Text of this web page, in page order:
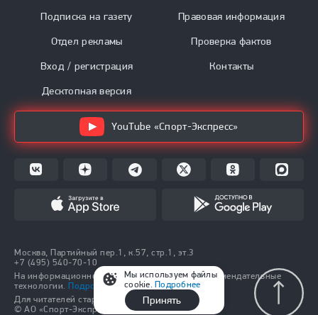
Подписка на газету
Отдел рекламы
Вход / регистрация
Десктопная версия
Правовая информация
Проверка фактов
Контакты
YouTube «Спорт-Экспресс»
Москва, Партийный пер.1, к.57, стр.1, эт.3
+7 (495) 540-70-10
На информационном ресурсе применяются рекомендательные
технологии.Подробнее.
Для читателей старше 18 лет.
© АО «Спорт-Экспресс», 1991–2026.
Мы используем файлы
cookie.Подробнее
Принять